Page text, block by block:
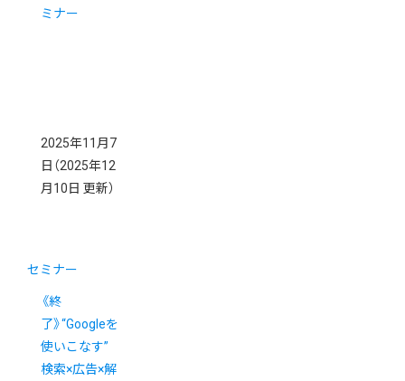
ミナー
2025年11月7
日 （2025年12
月10日 更新）
セミナー
《終
了》“Googleを
使いこなす”
検索×広告×解